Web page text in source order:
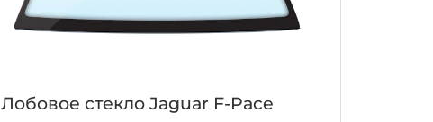
Лобовое стекло Jaguar F-Pace